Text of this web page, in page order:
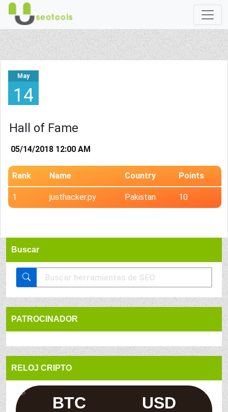
May
14
Hall of Fame
05/14/2018 12:00 AM
Rank Name Country Points
1 justhacker.py Pakistan 10
Buscar
PATROCINADOR
RELOJ CRIPTO